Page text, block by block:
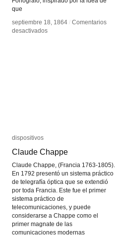
que
septiembre 18, 1864 / Comentarios
desactivadosen
septiembre 18, 1864 / Comentarios
desactivadosen
dispositivos
Claude Chappe
Claude Chappe, (Francia 1763-1805).
En 1792 presentó un sistema práctico
de telegrafía óptica que se extendió
por toda Francia. Este fue el primer
sistema práctico de
telecomunicaciones, y puede
considerarse a Chappe como el
primer magnate de las
comunicaciones modernas
dispositivos
Claude Chappe